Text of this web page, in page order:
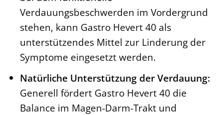
Verdauungsbeschwerden im Vordergrund
stehen, kann Gastro Hevert 40 als
unterstützendes Mittel zur Linderung der
Symptome eingesetzt werden.
Natürliche Unterstützung der Verdauung:
Generell fördert Gastro Hevert 40 die
Balance im Magen-Darm-Trakt und